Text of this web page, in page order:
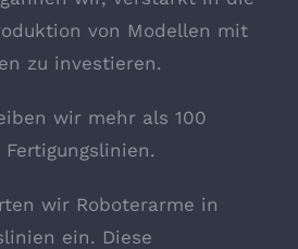
von Modellen mit
zu investieren.
wir mehr als 100
wir Roboterarme in
ein. Diese